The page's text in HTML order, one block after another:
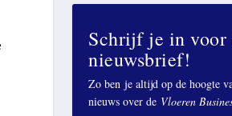
Schrijf je in voor
nieuwsbrief!
Zo ben je altijd op de hoogte
nieuws over de Vloeren